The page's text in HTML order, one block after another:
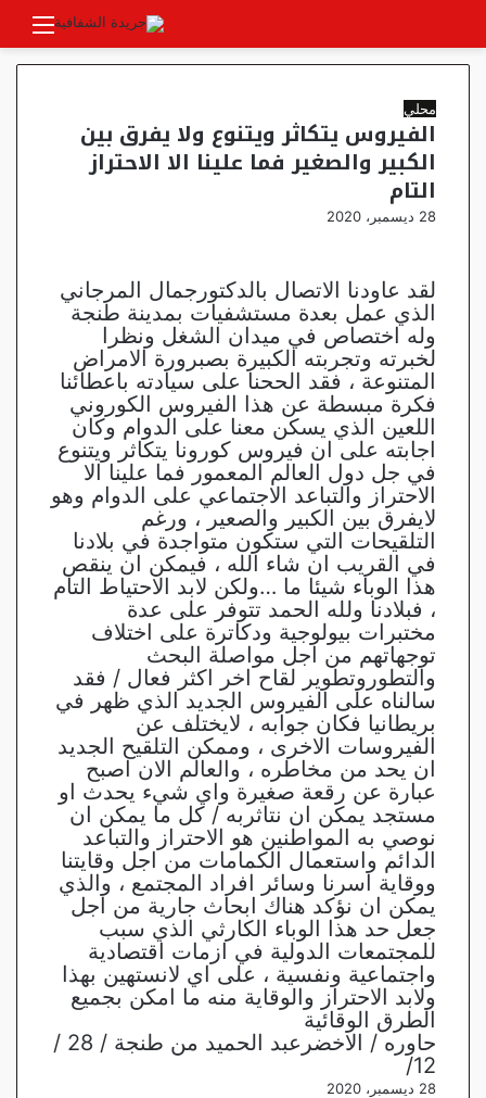
محلي
الفيروس يتكاثر ويتنوع ولا يفرق بين
الكبير والصغير فما علينا الا الاحتراز
التام
28 ديسمبر، 2020
لقد عاودنا الاتصال بالدكتورجمال المرجاني
الذي عمل بعدة مستشفيات بمدينة طنجة
وله اختصاص في ميدان الشغل ونظرا
لخبرته وتجربته الكبيرة بصبرورة الامراض
المتنوعة ، فقد الححنا على سيادته باعطائنا
فكرة مبسطة عن هذا الفيروس الكوروني
اللعين الذي يسكن معنا على الدوام وكان
اجابته على ان فيروس كورونا يتكاثر ويتنوع
في جل دول العالم المعمور فما علينا الا
الاحتراز والتباعد الاجتماعي على الدوام وهو
لايفرق بين الكبير والصعير ، ورغم
التلقيحات التي ستكون متواجدة في بلادنا
في القريب ان شاء الله ، فيمكن ان ينقص
هذا الوباء شيئا ما …ولكن لابد الاحتياط التام
، فبلادنا ولله الحمد تتوفر على عدة
مختبرات بيولوجية ودكاترة على اختلاف
توجهاتهم من اجل مواصلة البحث
والتطوروتطوير لقاح اخر اكثر فعال / فقد
سالناه على الفيروس الجديد الذي ظهر في
بريطانيا فكان جوابه ، لايختلف عن
الفيروسات الاخرى ، وممكن التلقيح الجديد
ان يحد من مخاطره ، والعالم الان اصبح
عبارة عن رقعة صغيرة واي شيء يحدث او
مستجد يمكن ان نتاثربه / كل ما يمكن ان
نوصي به المواطنين هو الاحتراز والتباعد
الدائم واستعمال الكمامات من اجل وقايتنا
ووقاية اسرنا وسائر افراد المجتمع ، والذي
يمكن ان نؤكد هناك ابحاث جارية من اجل
جعل حد هذا الوباء الكارثي الذي سبب
للمجتمعات الدولية في ازمات اقتصادية
واجتماعية ونفسية ، على اي لانستهين بهذا
ولابد الاحتراز والوقاية منه ما امكن بجميع
الطرق الوقائية
حاوره / الاخضرعبد الحميد من طنجة / 28 /
12/
28 ديسمبر، 2020